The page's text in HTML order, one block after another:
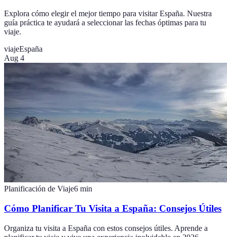
Explora cómo elegir el mejor tiempo para visitar España. Nuestra
guía práctica te ayudará a seleccionar las fechas óptimas para tu
viaje.
viajeEspaña
Aug 4
Planificación de Viaje6 min
Cómo Planificar Tu Visita a España: Consejos Útiles
Organiza tu visita a España con estos consejos útiles. Aprende a